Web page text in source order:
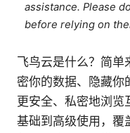
assistance. Please
before relying on
飞鸟云是什么？简单
密你的数据、隐藏你
更安全、私密地浏览
基础到高级使用，覆